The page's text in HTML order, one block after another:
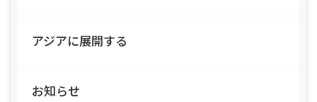
アジアに展開する
お知らせ